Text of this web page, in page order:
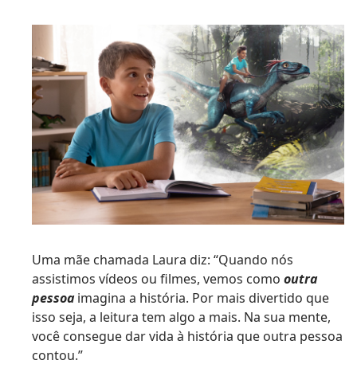
Uma mãe chamada Laura diz: “Quando nós
assistimos vídeos ou filmes, vemos como outra
pessoaimagina a história. Por mais divertido que
isso seja, a leitura tem algo a mais. Na sua mente,
você consegue dar vida à história que outra pessoa
contou.”